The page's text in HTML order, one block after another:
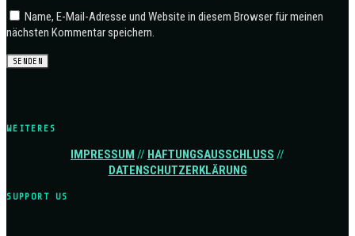
Name, E-Mail-Adresse und Website in diesem Browser für meinen
nächsten Kommentar speichern.
WEITERES
IMPRESSUM // HAFTUNGSAUSSCHLUSS //
DATENSCHUTZERKLÄRUNG
SUPPORT US